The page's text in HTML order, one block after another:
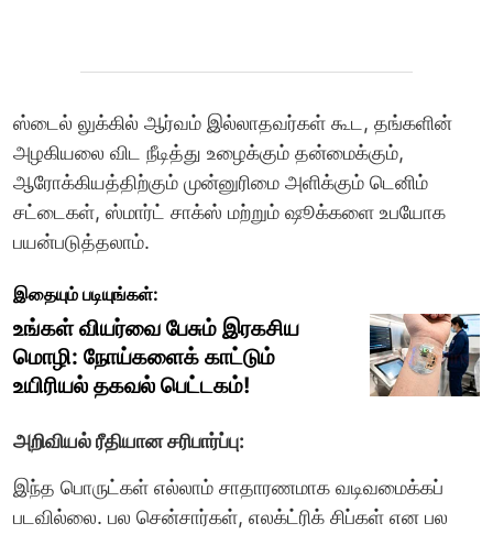
ஸ்டைல் லுக்கில் ஆர்வம் இல்லாதவர்கள் கூட, தங்களின்
அழகியலை விட நீடித்து உழைக்கும் தன்மைக்கும்,
ஆரோக்கியத்திற்கும் முன்னுரிமை அளிக்கும் டெனிம்
சட்டைகள், ஸ்மார்ட் சாக்ஸ் மற்றும் ஷூக்களை உபயோக
பயன்படுத்தலாம்.
இதையும் படியுங்கள்:
உங்கள் வியர்வை பேசும் இரகசிய
மொழி: நோய்களைக் காட்டும்
உயிரியல் தகவல் பெட்டகம்!
அறிவியல் ரீதியான சரிபார்ப்பு:
இந்த பொருட்கள் எல்லாம் சாதாரணமாக வடிவமைக்கப்
படவில்லை. பல சென்சார்கள், எலக்ட்ரிக் சிப்கள் என பல